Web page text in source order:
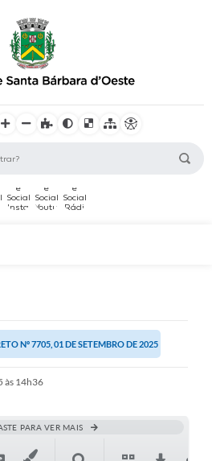
Nº 7705, 01 DE SETEMBRO DE 2025
às 14h36
PARA VER MAIS